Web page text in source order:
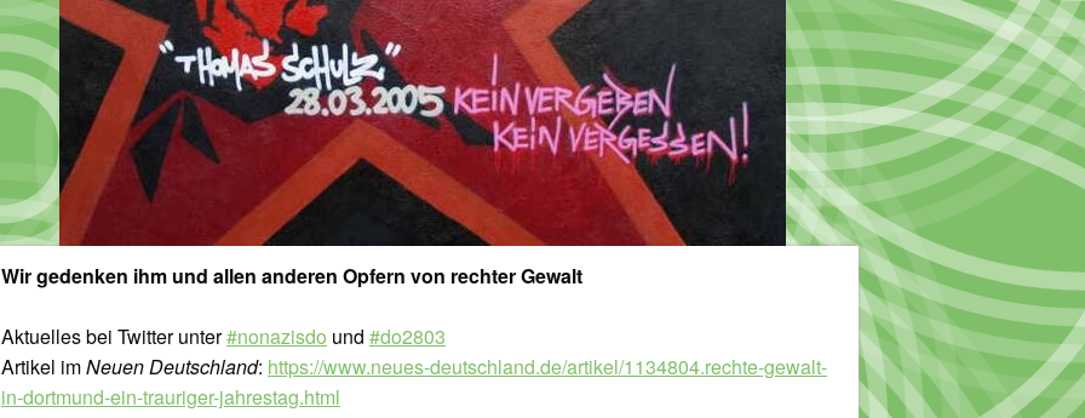
Wir gedenken ihm und allen anderen Opfern von rechter Gewalt
Aktuelles bei Twitter unter#nonazisdo und #do2803
Artikel imNeuen Deutschland: https://www.neues-deutschland.de/artikel/1134804.rechte-gewalt-
in-dortmund-ein-trauriger-jahrestag.html